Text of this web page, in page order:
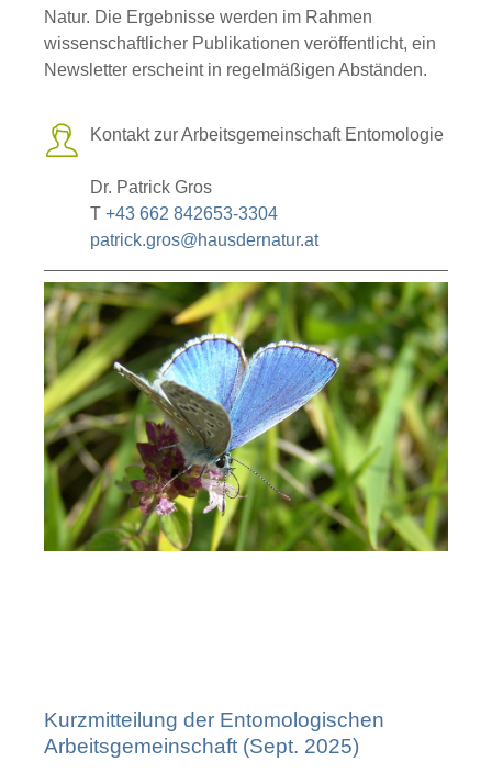
Natur. Die Ergebnisse werden im Rahmen
wissenschaftlicher Publikationen veröffentlicht, ein
Newsletter erscheint in regelmäßigen Abständen.
Kontakt zur Arbeitsgemeinschaft Entomologie
Dr. Patrick Gros
T +43 662 842653-3304
patrick.gros@hausdernatur.at
Kurzmitteilung der Entomologischen
Arbeitsgemeinschaft (Sept. 2025)